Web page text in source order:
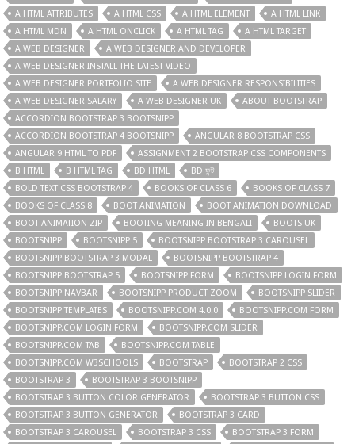
A HTML ATTRIBUTES
A HTML CSS A HTML ELEMENT
A HTML LINK
A HTML MDN
A HTML ONCLICK A HTML TAG
A HTML TARGET
A WEB DESIGNER
A WEB DESIGNER AND DEVELOPER
A WEB DESIGNER INSTALL THE LATEST VIDEO
A WEB DESIGNER PORTFOLIO SITE
A WEB DESIGNER RESPONSIBILITIES
A WEB DESIGNER SALARY
A WEB DESIGNER UK
ABOUT BOOTSTRAP
ACCORDION BOOTSTRAP 3 BOOTSNIPP
ACCORDION BOOTSTRAP 4 BOOTSNIPP
ANGULAR 8 BOOTSTRAP CSS
ANGULAR 9 HTML TO PDF
ASSIGNMENT 2 BOOTSTRAP CSS COMPONENTS
B HTML
B HTML TAG BD HTML
BD ফন্ট
BOLD TEXT CSS BOOTSTRAP 4
BOOKS OF CLASS 6
BOOKS OF CLASS 7
BOOKS OF CLASS 8
BOOT ANIMATION
BOOT ANIMATION DOWNLOAD
BOOT ANIMATION ZIP
BOOTING MEANING IN BENGALI
BOOTS UK
BOOTSNIPP
BOOTSNIPP 5
BOOTSNIPP BOOTSTRAP 3 CAROUSEL
BOOTSNIPP BOOTSTRAP 3 MODAL
BOOTSNIPP BOOTSTRAP 4
BOOTSNIPP BOOTSTRAP 5
BOOTSNIPP FORM
BOOTSNIPP LOGIN FORM
BOOTSNIPP NAVBAR
BOOTSNIPP PRODUCT ZOOM
BOOTSNIPP SLIDER
BOOTSNIPP TEMPLATES
BOOTSNIPP.COM 4.0.0
BOOTSNIPP.COM FORM
BOOTSNIPP.COM LOGIN FORM
BOOTSNIPP.COM SLIDER
BOOTSNIPP.COM TAB
BOOTSNIPP.COM TABLE
BOOTSNIPP.COM W3SCHOOLS
BOOTSTRAP
BOOTSTRAP 2 CSS
BOOTSTRAP 3
BOOTSTRAP 3 BOOTSNIPP
BOOTSTRAP 3 BUTTON COLOR GENERATOR
BOOTSTRAP 3 BUTTON CSS
BOOTSTRAP 3 BUTTON GENERATOR
BOOTSTRAP 3 CARD
BOOTSTRAP 3 CAROUSEL
BOOTSTRAP 3 CSS
BOOTSTRAP 3 FORM